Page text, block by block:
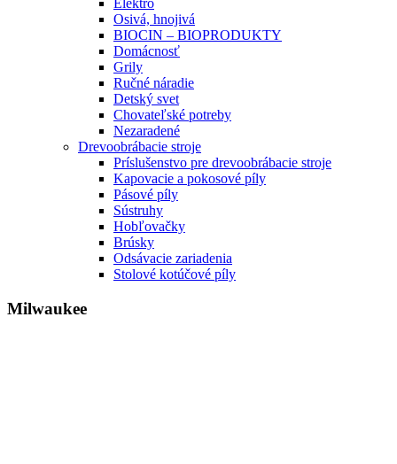
Elektro
Osivá, hnojivá
BIOCIN – BIOPRODUKTY
Domácnosť
Grily
Ručné náradie
Detský svet
Chovateľské potreby
Nezaradené
Drevoobrábacie stroje
Príslušenstvo pre drevoobrábacie stroje
Kapovacie a pokosové píly
Pásové píly
Sústruhy
Hobľovačky
Brúsky
Odsávacie zariadenia
Stolové kotúčové píly
Milwaukee